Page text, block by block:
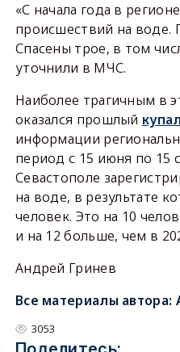
«С начала года в
происшествий на воде.
Спасены трое, в том
уточнили в МЧС.
Наиболее трагичным в
оказался прошлый
информации
период с 15 июня по 15
Севастополе
на воде, в результате
человек. Это на 10
и на 12 больше, чем в
Андрей Гринев
Все материалы автора:
3053